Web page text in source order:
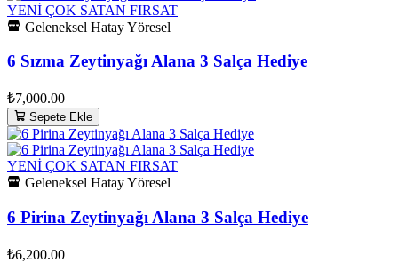
YENİ ÇOK SATAN FIRSAT
Geleneksel Hatay Yöresel
6 Sızma Zeytinyağı Alana 3 Salça Hediye
₺7,000.00
Sepete Ekle
YENİ ÇOK SATAN FIRSAT
Geleneksel Hatay Yöresel
6 Pirina Zeytinyağı Alana 3 Salça Hediye
₺6,200.00